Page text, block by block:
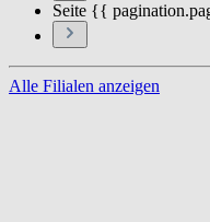
Seite {{
Alle Filialen anzeigen